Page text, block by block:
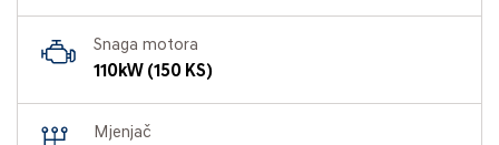
Snaga motora
110kW (150 KS)
Mjenjač